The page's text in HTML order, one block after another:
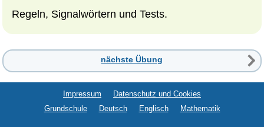
Regeln, Signalwörtern und Tests.
nächste Übung
Impressum
Datenschutz und Cookies
Grundschule
Deutsch Englisch Mathematik